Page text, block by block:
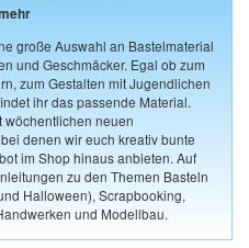
große Auswahl an Bastelmaterial
und Geschmäcker. Egal ob zum
zum Gestalten mit Jugendlichen
ihr das passende Material.
wöchentlichen neuen
denen wir euch kreativ bunte
im Shop hinaus anbieten. Auf
zu den Themen Basteln
Halloween), Scrapbooking,
und Modellbau.